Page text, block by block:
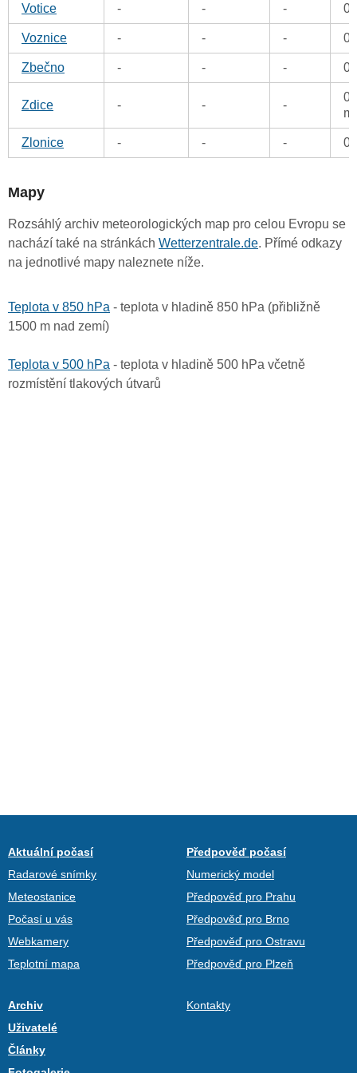
Votice - - - 0
Voznice - - - 0
Zbečno - - - 0
Zdice - - -
Zlonice - - - 0
Mapy
Rozsáhlý archiv meteorologických map pro celou Evropu se
nachází také na stránkách Wetterzentrale.de. Přímé odkazy
na jednotlivé mapy naleznete níže.
Teplota v 850 hPa - teplota v hladině 850 hPa (přibližně
1500 m nad zemí)
Teplota v 500 hPa - teplota v hladině 500 hPa včetně
rozmístění tlakových útvarů
Aktuální počasí
Radarové snímky
Meteostanice
Počasí u vás
Webkamery
Teplotní mapa
Předpověď počasí
Numerický model
Předpověď pro Prahu
Předpověď pro Brno
Předpověď pro Ostravu
Předpověď pro Plzeň
Archiv
Uživatelé
Články
Kontakty